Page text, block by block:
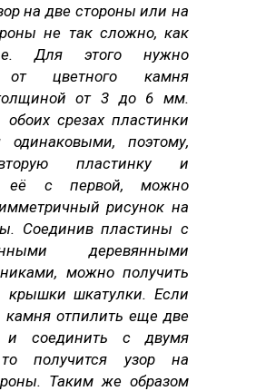
на две стороны или на
не так сложно, как
Для этого нужно
от цветного камня
от 3 до 6 мм.
срезах пластинки
одинаковыми, поэтому,
пластинку и
её с первой, можно
рисунок на
Соединив пластины с
деревянными
можно получить
крышки шкатулки. Если
камня отпилить еще две
и соединить с двумя
получится узор на
Таким же образом